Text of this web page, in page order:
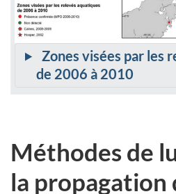
Zones visées par les
de 2006 à 2010
Méthodes de
la propagation